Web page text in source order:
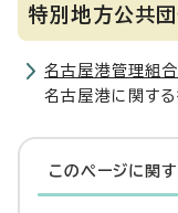
特別地方公共
名古屋港管理組合
名古屋港に関す
このページに関